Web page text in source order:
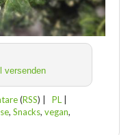
versenden
(RSS) | PL
, Snacks, vegan,